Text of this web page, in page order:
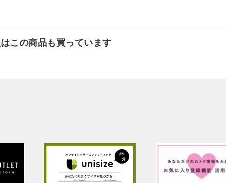
この商品も買っています